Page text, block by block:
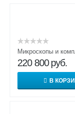
Микроскопы и
220 800 руб.
В